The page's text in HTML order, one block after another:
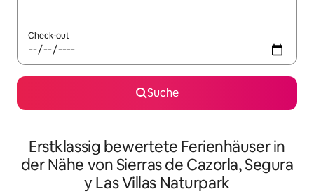
Check-out
Suche
Erstklassig bewertete Ferienhäuser in
der Nähe von Sierras de Cazorla, Segura
y Las Villas Naturpark